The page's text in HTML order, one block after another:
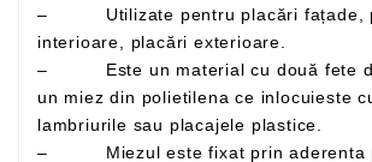
– Utilizate pentru placări fațade,
interioare, placări exterioare.
– Este un material cu două fete din aluminiu si
un miez din polietilena ce inlocuieste cu succes tabla,
lambriurile sau placajele plastice.
– Miezul este fixat prin aderenta